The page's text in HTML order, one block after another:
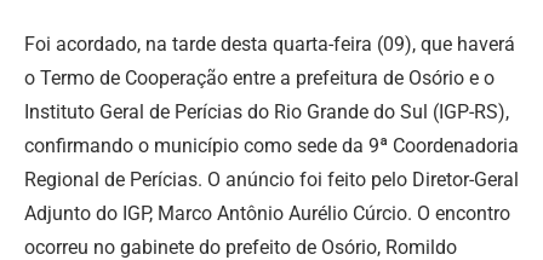
Foi acordado, na tarde desta quarta-feira (09), que haverá
o Termo de Cooperação entre a prefeitura de Osório e o
Instituto Geral de Perícias do Rio Grande do Sul (IGP-RS),
confirmando o município como sede da 9ª Coordenadoria
Regional de Perícias. O anúncio foi feito pelo Diretor-Geral
Adjunto do IGP, Marco Antônio Aurélio Cúrcio. O encontro
ocorreu no gabinete do prefeito de Osório, Romildo